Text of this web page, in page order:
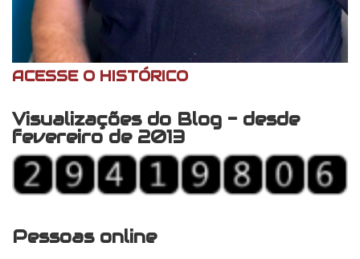
ACESSE O HISTÓRICO
Visualizações do Blog - desde
fevereiro de 2013
Pessoas online